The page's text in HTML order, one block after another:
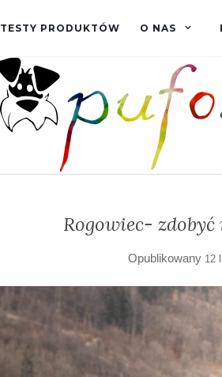
TESTY PRODUKTÓW O NAS
Rogowiec-
Opublikowany 12